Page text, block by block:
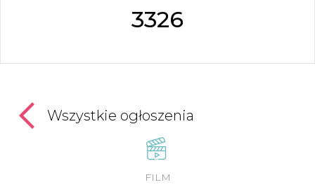
3326
Wszystkie ogłoszenia
FILM